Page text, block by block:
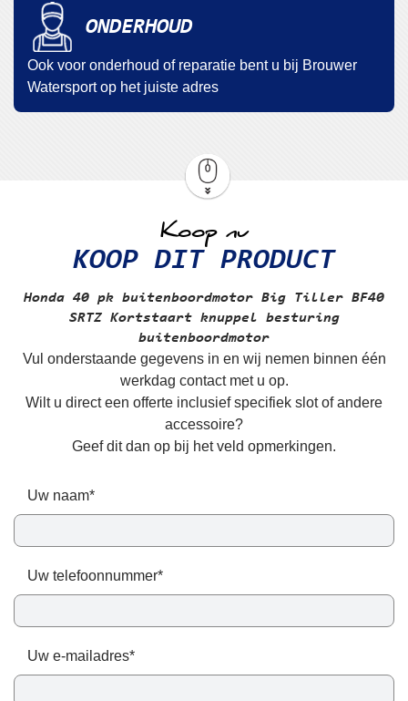
ONDERHOUD
Ook voor onderhoud of reparatie bent u bij Brouwer
Watersport op het juiste adres
Koop nu
KOOP DIT PRODUCT
Honda 40 pk buitenboordmotor Big Tiller BF40
SRTZ Kortstaart knuppel besturing
buitenboordmotor
Vul onderstaande gegevens in en wij nemen binnen één
werkdag contact met u op.
Wilt u direct een offerte inclusief specifiek slot of andere
accessoire?
Geef dit dan op bij het veld opmerkingen.
Uw naam*
Uw telefoonnummer*
Uw e-mailadres*